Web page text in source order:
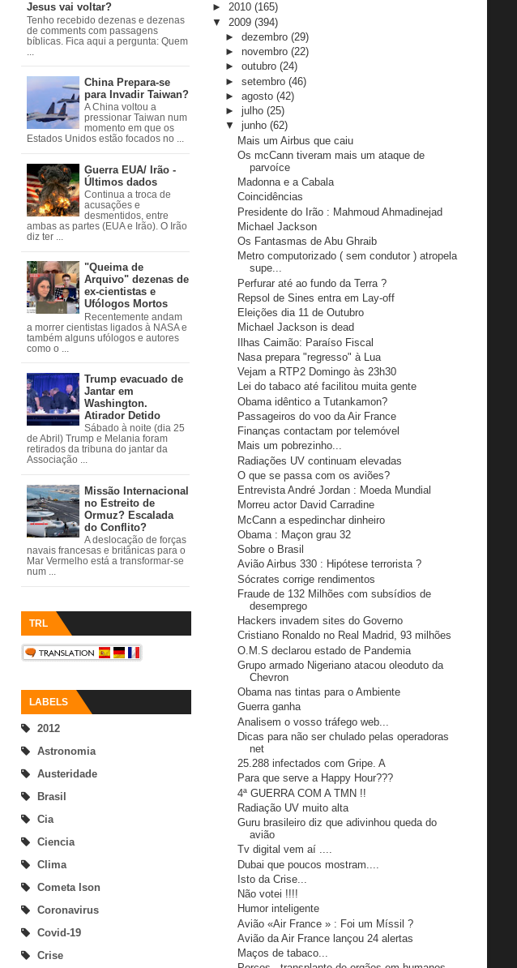
Jesus vai voltar?
Tenho recebido dezenas e dezenas
de comments com passagens
bíblicas. Fica aqui a pergunta: Quem
China Prepara-se
para Invadir Taiwan?
A China voltou a
pressionar Taiwan num
momento em que os
Estados Unidos estão focados no ...
Guerra EUA/ Irão -
Últimos dados
Continua a troca de
acusações e
desmentidos, entre
ambas as partes (EUA e Irão). O Irão
diz ter ...
"Queima de
Arquivo" dezenas de
ex-cientistas e
Ufólogos Mortos
Recentemente andam
a morrer cientistas ligados à NASA e
também alguns ufólogos e autores
como o ...
Trump evacuado de
Jantar em
Washington.
Atirador Detido
Sábado à noite (dia 25
de Abril) Trump e Melania foram
retirados da tribuna do jantar da
Associação ...
Missão Internacional
no Estreito de
Ormuz? Escalada
do Conflito?
A deslocação de forças
navais francesas e britânicas para o
Mar Vermelho está a transformar-se
num ...
TRL
LABELS
2012
Astronomia
Austeridade
Brasil
Cia
Ciencia
Clima
Cometa Ison
Coronavirus
Covid-19
Crise
► 2010 (165)
▼ 2009 (394)
► dezembro (29)
► novembro (22)
► outubro (24)
► setembro (46)
► agosto (42)
► julho (25)
▼ junho (62)
Mais um Airbus que caiu
Os mcCann tiveram mais um ataque de
parvoíce
Madonna e a Cabala
Coincidências
Presidente do Irão : Mahmoud Ahmadinejad
Michael Jackson
Os Fantasmas de Abu Ghraib
Metro computorizado ( sem condutor ) atropela
supe...
Perfurar até ao fundo da Terra ?
Repsol de Sines entra em Lay-off
Eleições dia 11 de Outubro
Michael Jackson is dead
Ilhas Caimão: Paraíso Fiscal
Nasa prepara "regresso" à Lua
Vejam a RTP2 Domingo às 23h30
Lei do tabaco até facilitou muita gente
Obama idêntico a Tutankamon?
Passageiros do voo da Air France
Finanças contactam por telemóvel
Mais um pobrezinho...
Radiações UV continuam elevadas
O que se passa com os aviões?
Entrevista André Jordan : Moeda Mundial
Morreu actor David Carradine
McCann a espedinchar dinheiro
Obama : Maçon grau 32
Sobre o Brasil
Avião Airbus 330 : Hipótese terrorista ?
Sócrates corrige rendimentos
Fraude de 132 Milhões com subsídios de
desemprego
Hackers invadem sites do Governo
Cristiano Ronaldo no Real Madrid, 93 milhões
O.M.S declarou estado de Pandemia
Grupo armado Nigeriano atacou oleoduto da
Chevron
Obama nas tintas para o Ambiente
Guerra ganha
Analisem o vosso tráfego web...
Dicas para não ser chulado pelas operadoras
net
25.288 infectados com Gripe. A
Para que serve a Happy Hour???
4ª GUERRA COM A TMN !!
Radiação UV muito alta
Guru brasileiro diz que adivinhou queda do
avião
Tv digital vem aí ....
Dubai que poucos mostram....
Isto da Crise...
Não votei !!!!
Humor inteligente
Avião «Air France » : Foi um Míssil ?
Avião da Air France lançou 24 alertas
Maços de tabaco...